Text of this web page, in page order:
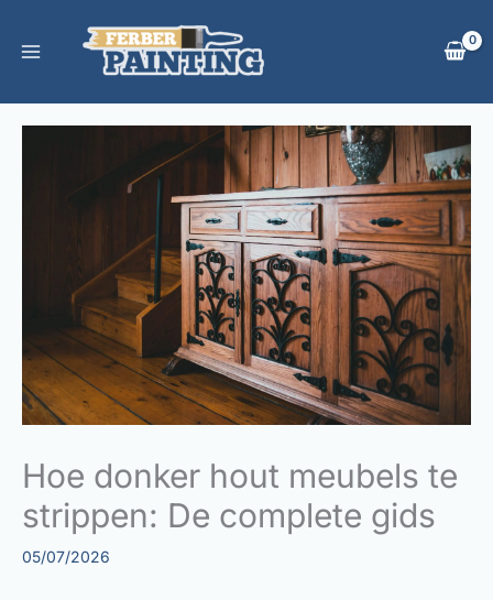
Hoe donker hout meubels te
strippen: De complete gids
05/07/2026